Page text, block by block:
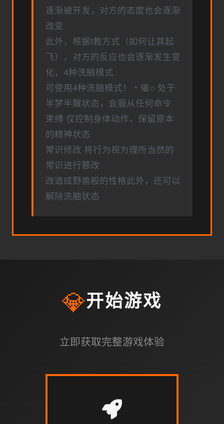
逐渐被开发，对方的态度也会逐渐
改变
此外，根据t教方式（如何让其起
飞），对方的反应也会逐渐发生变
化，4种洗脑模式
可使用4种洗脑模式！・催○ 处于
半梦半醒状态，会服从任何命令
束缚 仅控制身体动作，保留原本
的精神状态
常识修改 将行为视为理所当然的
常识进行篡改
改造成野兽般的性格此外，还可以
解除洗脑状态
💎开始游戏
立即获取完整游戏体验